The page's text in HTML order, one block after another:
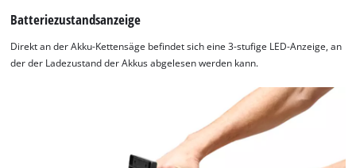
Batteriezustandsanzeige
Direkt an der Akku-Kettensäge befindet sich eine 3-stufige LED-Anzeige, an
der der Ladezustand der Akkus abgelesen werden kann.